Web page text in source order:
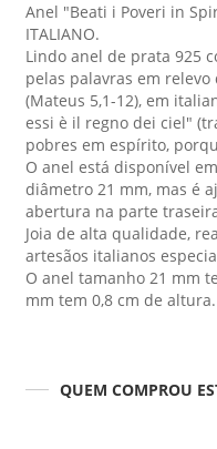
Anel "Beati i Poveri in
ITALIANO.
Lindo anel de prata 925
pelas palavras em relevo
(Mateus 5,1-12), em
essi è il regno dei ciel"
pobres em espírito,
O anel está disponível
diâmetro 21 mm, mas é
abertura na parte
Joia de alta qualidade,
artesãos italianos
O anel tamanho 21 mm
mm tem 0,8 cm de altura.
QUEM COMPROU